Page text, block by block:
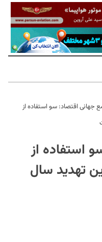
جهانی اقتصاد: سو استفاده از
استفاده از
تهدید سال